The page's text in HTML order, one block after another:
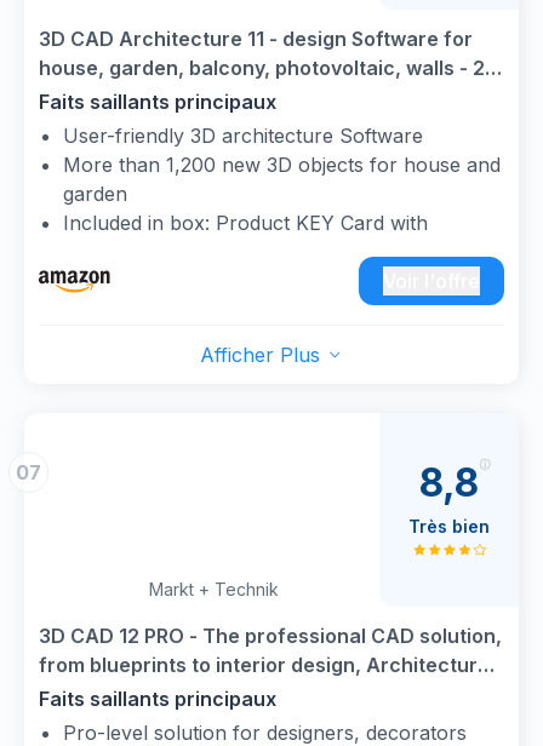
3­D CAD Architecture 11⁠ - design Software for
house, garden, balcony, photovoltaic, walls - 2D
3D objects for Win 11, 10
Faits saillants principaux
User-friendly 3D architecture Software
More than 1,200 new 3D objects for house and
garden
Included in box: Product KEY Card with
Furnishing the living room, designing the
bathroom, designing the children's room or
Afficher Plus
07
Markt + Technik
3D CAD 12 PRO - The professional CAD solution,
from blueprints to interior design, Architecture
for Win 11, 10
Faits saillants principaux
Pro-level solution for designers, decorators
8,8
Très bien